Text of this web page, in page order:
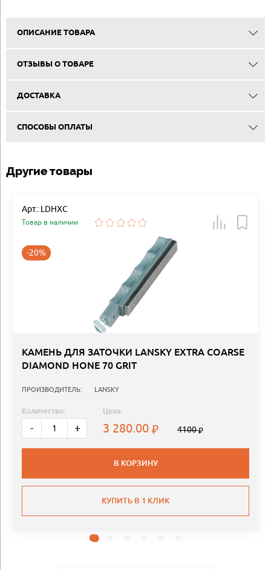
ОПИСАНИЕ ТОВАРА
ОТЗЫВЫ О ТОВАРЕ
ДОСТАВКА
СПОСОБЫ ОПЛАТЫ
Другие товары
Арт.: LDHXC
Товар в наличии
-20%
КАМЕНЬ ДЛЯ ЗАТОЧКИ LANSKY EXTRA COARSE
DIAMOND HONE 70 GRIT
ПРОИЗВОДИТЕЛЬ: LANSKY
Количество:
- +
Цена:
3 280.00 4100
В КОРЗИНУ
КУПИТЬ В 1 КЛИК